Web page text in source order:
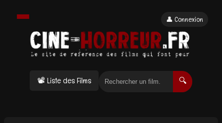
📽 Liste des Films 🔍
👤 Connexion